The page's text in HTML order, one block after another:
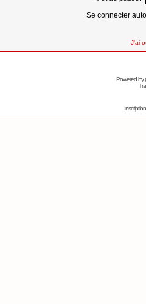
Se connecter
J'ai
Powered by